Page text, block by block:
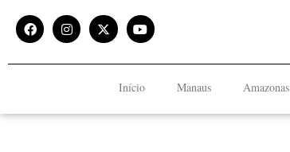
Início Manaus Amazonas